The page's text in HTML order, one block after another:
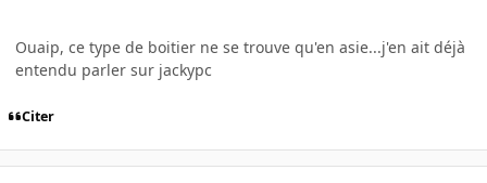
Ouaip, ce type de boitier ne se trouve qu'en asie...j'en ait déjà
entendu parler sur jackypc
Citer